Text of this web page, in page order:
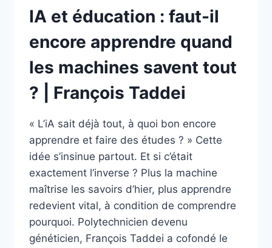
IA et éducation : faut-il
encore apprendre quand
les machines savent tout
? | François Taddei
« L’iA sait déjà tout, à quoi bon encore
apprendre et faire des études ? » Cette
idée s’insinue partout. Et si c’était
exactement l’inverse ? Plus la machine
maîtrise les savoirs d’hier, plus apprendre
redevient vital, à condition de comprendre
pourquoi. Polytechnicien devenu
généticien, François Taddei a cofondé le